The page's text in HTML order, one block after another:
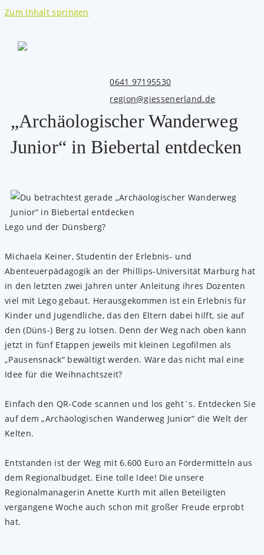
Zum Inhalt springen
0641 97195530
region@giessenerland.de
„Archäologischer Wanderweg
Junior“ in Biebertal entdecken
Lego und der Dünsberg?
Michaela Keiner, Studentin der Erlebnis- und
Abenteuerpädagogik an der Phillips-Universität Marburg hat
in den letzten zwei Jahren unter Anleitung ihres Dozenten
viel mit Lego gebaut. Herausgekommen ist ein Erlebnis für
Kinder und Jugendliche, das den Eltern dabei hilft, sie auf
den (Düns-) Berg zu lotsen. Denn der Weg nach oben kann
jetzt in fünf Etappen jeweils mit kleinen Legofilmen als
„Pausensnack“ bewältigt werden. Wäre das nicht mal eine
Idee für die Weihnachtszeit?
Einfach den QR-Code scannen und los geht´s. Entdecken Sie
auf dem „Archäologischen Wanderweg Junior“ die Welt der
Kelten.
Entstanden ist der Weg mit 6.600 Euro an Fördermitteln aus
dem Regionalbudget. Eine tolle Idee! Die unsere
Regionalmanagerin Anette Kurth mit allen Beteiligten
vergangene Woche auch schon mit großer Freude erprobt
hat.